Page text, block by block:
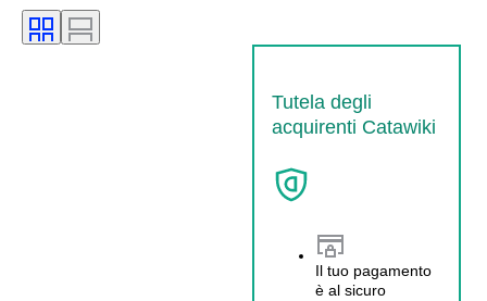
Tutela degli
acquirenti Catawiki
Il tuo pagamento
è al sicuro